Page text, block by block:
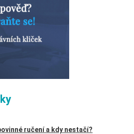
ručení a kdy nestačí?